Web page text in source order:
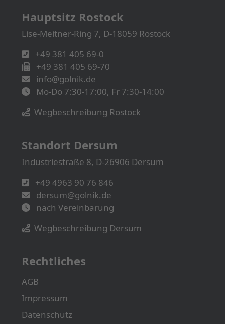
Hauptsitz Rostock
Lise-Meitner-Ring 7, D-18059 Rostock
+49 381 405 69-0
+49 381 405 69-70
info@golnik.de
Mo-Do 7:30-17:00, Fr 7:30-14:00
Wegbeschreibung Rostock
Standort Dersum
Industriestraße 8, D-26906 Dersum
+49 4963 90 76 846
dersum@golnik.de
nach Vereinbarung
Wegbeschreibung Dersum
Rechtliches
AGB
Impressum
Datenschutz